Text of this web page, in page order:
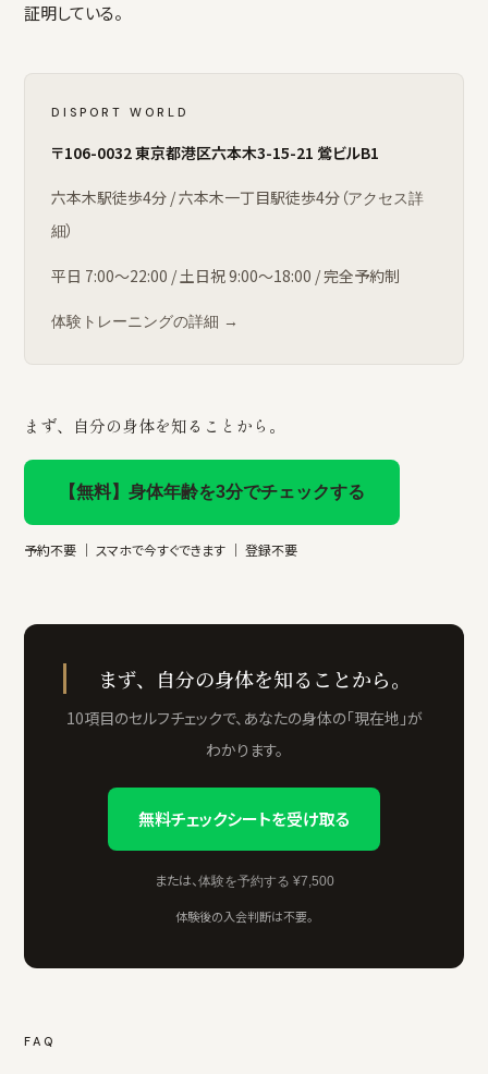
証明している。
DISPORT WORLD
〒106-0032 東京都港区六本木3-15-21 鶯ビルB1
六本木駅徒歩4分 / 六本木一丁目駅徒歩4分（アクセス詳
細）
平日 7:00〜22:00 / 土日祝 9:00〜18:00 / 完全予約制
体験トレーニングの詳細 →
まず、自分の身体を知ることから。
【無料】身体年齢を3分でチェックする
予約不要 ｜ スマホで今すぐできます ｜ 登録不要
まず、自分の身体を知ることから。
10項目のセルフチェックで、あなたの身体の「現在地」が
わかります。
無料チェックシートを受け取る
または、 体験を予約する ¥7,500
体験後の入会判断は不要。
FAQ